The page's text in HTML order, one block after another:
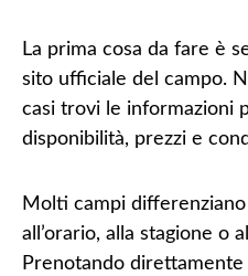
La prima cosa da fare è
sito ufficiale del campo.
casi trovi le informazioni
disponibilità, prezzi e
Molti campi
all’orario, alla stagione o
Prenotando